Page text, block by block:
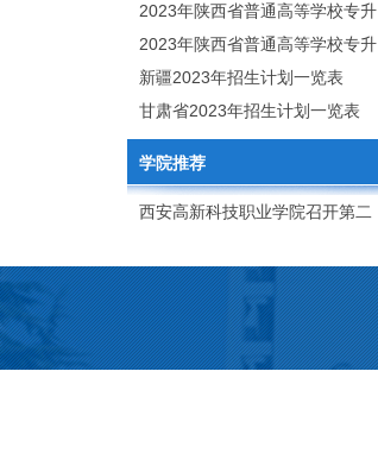
类考试招生简章
2023年陕西省普通高等学校专升
本招生专业目录
2023年陕西省普通高等学校专升
本招生专业课考核科目
新疆2023年招生计划一览表
甘肃省2023年招生计划一览表
学院推荐
西安高新科技职业学院召开第二